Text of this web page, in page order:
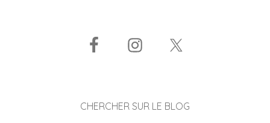
CHERCHER SUR LE BLOG